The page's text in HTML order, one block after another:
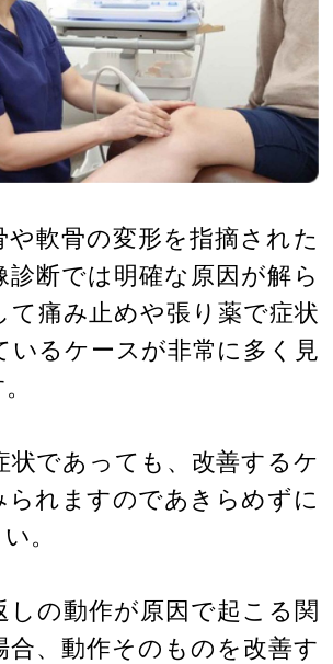
や軟骨の変形を指摘された
診断では明確な原因が解ら
て痛み止めや張り薬で症状
いるケースが非常に多く見
状であっても、改善するケ
られますのであきらめずに
。
しの動作が原因で起こる関
合、動作そのものを改善す